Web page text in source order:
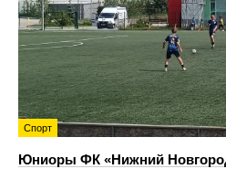
Спорт
Юниоры ФК «Нижний